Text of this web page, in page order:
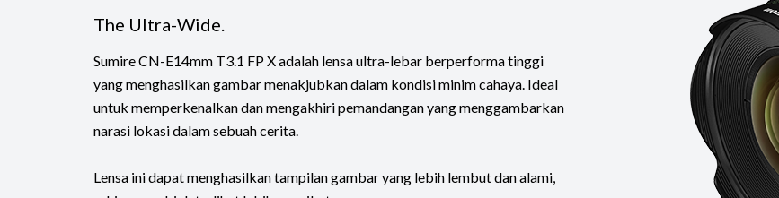
The Ultra-Wide.
Sumire CN-E14mm T3.1 FP X adalah lensa ultra-lebar berperforma tinggi
yang menghasilkan gambar menakjubkan dalam kondisi minim cahaya. Ideal
untuk memperkenalkan dan mengakhiri pemandangan yang menggambarkan
narasi lokasi dalam sebuah cerita.
Lensa ini dapat menghasilkan tampilan gambar yang lebih lembut dan alami,